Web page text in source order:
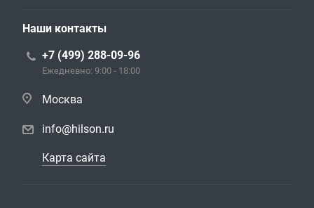
Наши контакты
+7 (499) 288-09-96
Ежедневно: 9:00 - 18:00
Москва
info@hilson.ru
Карта сайта